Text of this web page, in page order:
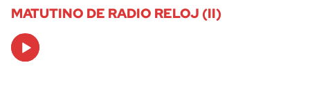
MATUTINO DE RADIO RELOJ (II)
Audio
Player